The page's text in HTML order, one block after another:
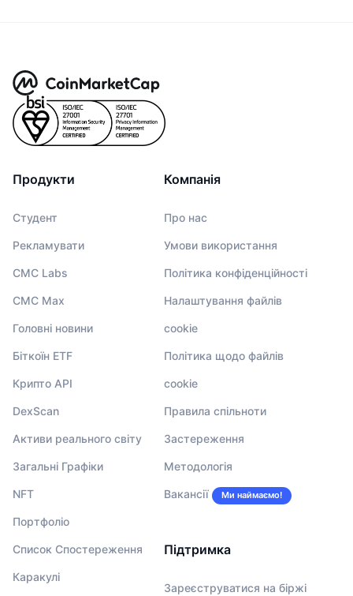
Продукти
Студент
Рекламувати
CMC Labs
CMC Max
Головні новини
Біткоїн ETF
Крипто API
DexScan
Активи реального світу
Загальні Графіки
NFT
Портфоліо
Список Спостереження
Каракулі
Компанія
Про нас
Умови використання
Політика конфіденційності
Налаштування файлів
cookie
Політика щодо файлів
cookie
Правила спільноти
Застереження
Методологія
Вакансії Ми наймаємо!
Підтримка
Зареєструватися на біржі